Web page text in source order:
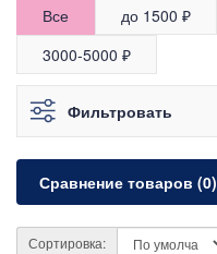
Все до 1500 ₽
3000-5000 ₽
Фильтровать
Сравнение товаров (0)
Сортировка: